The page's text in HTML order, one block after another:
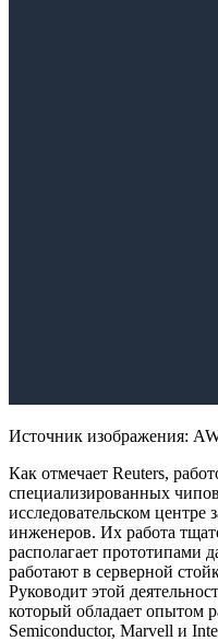
Источник изображения:
Как отмечает Reuters,
специализированных
исследовательском центре
инженеров. Их работа
располагает прототипами
работают в серверной
Руководит этой
который обладает опытом
Semiconductor, Marvell и